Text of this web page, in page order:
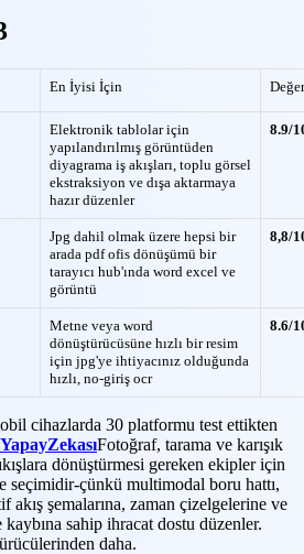
En İyisi İçin
Elektronik tablolar için
yapılandırılmış görüntüden
diyagrama iş akışları, toplu görsel
ekstraksiyon ve dışa aktarmaya
hazır düzenler
8.9/
Jpg dahil olmak üzere hepsi bir
arada pdf ofis dönüşümü bir
tarayıcı hub'ında word excel ve
görüntü
8,8/
Metne veya word
dönüştürücüsüne hızlı bir resim
için jpg'ye ihtiyacınız olduğunda
hızlı, no-giriş ocr
8.6/
cihazlarda 30 platformu test ettikten
Fotoğraf, tarama ve karışık
dönüştürmesi gereken ekipler için
seçimidir-çünkü multimodal boru hattı,
akış şemalarına, zaman çizelgelerine ve
sahip ihracat dostu düzenler.
daha.